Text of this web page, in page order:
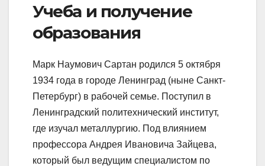
Учеба и получение
образования
Марк Наумович Сартан родился 5 октября
1934 года в городе Ленинград (ныне Санкт-
Петербург) в рабочей семье. Поступил в
Ленинградский политехнический институт,
где изучал металлургию. Под влиянием
профессора Андрея Ивановича Зайцева,
который был ведущим специалистом по